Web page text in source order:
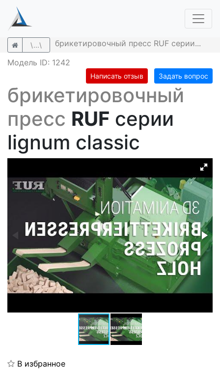
\...\
брикетировочный пресс RUF серии...
Модель ID: 1242
Написать отзыв Задать вопрос
брикетировочный
пресс RUF серии
lignum classic
В избранное